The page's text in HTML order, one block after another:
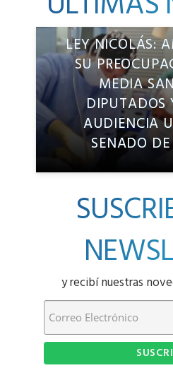
LEY NICOLÁS:
SU
MEDIA
DIPUTADOS
AUDIENCIA
SENADO
y recibí nuestras